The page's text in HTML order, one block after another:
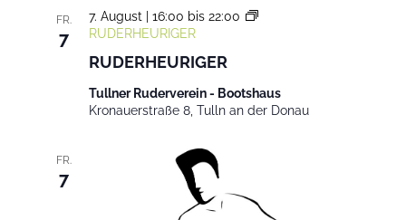
FR.
7
RUDERHEURIGER
7. August | 16:00 bis 22:00
RUDERHEURIGER
Tullner Ruderverein - Bootshaus
Kronauerstraße 8, Tulln an der Donau
FR.
7